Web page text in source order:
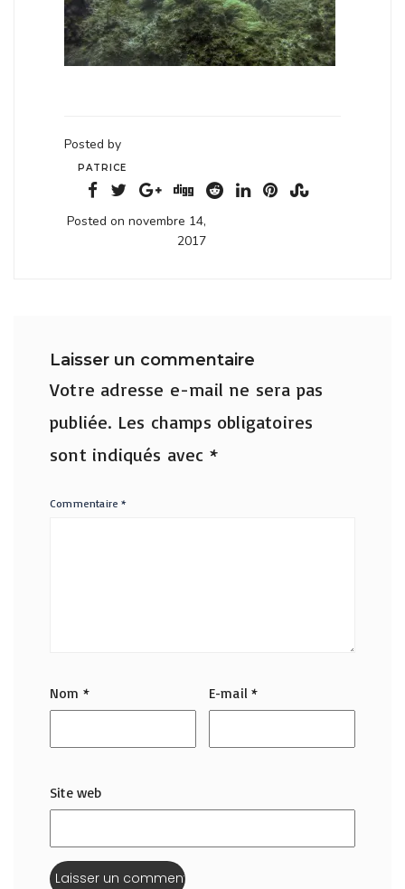
Posted by
PATRICE
Posted on novembre 14,
2017
Laisser un commentaire
Votre adresse e-mail ne sera pas
publiée. Les champs obligatoires
sont indiqués avec *
Commentaire*
Nom * E-mail*
Site web